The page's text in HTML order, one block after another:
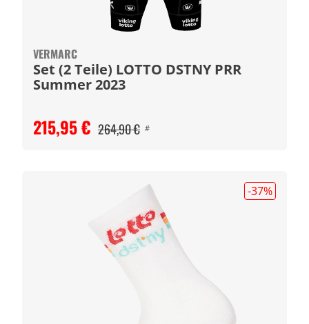
VERMARC
Set (2 Teile) LOTTO DSTNY PRR
Summer 2023
215,95 € 264,90 € #
-37%